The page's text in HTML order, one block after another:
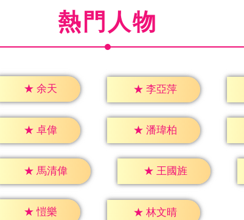
熱門人物
★ 余天 ★ 李亞萍
★ 卓偉 ★ 潘瑋柏
★ 馬清偉 ★ 王國旌
★ 愷樂 ★ 林文晴